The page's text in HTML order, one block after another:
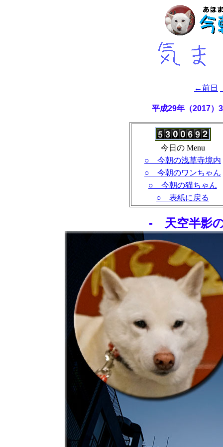
←前日
平成29年（2017
今日の Menu
○ 今朝の浅草寺境内
○ 今朝のワンちゃん
○ 今朝の猫ちゃん
○ 表紙に戻る
- 天空半影